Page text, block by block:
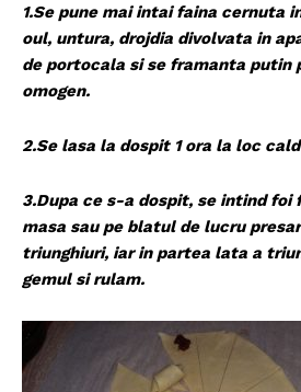
1.Se pune mai intai faina cernuta
oul, untura, drojdia divolvata in
de portocala si se framanta putin
omogen.
2.Se lasa la dospit 1 ora la loc
3.Dupa ce s-a dospit, se intind foi
masa sau pe blatul de lucru
triunghiuri, iar in partea lata a
gemul si rulam.